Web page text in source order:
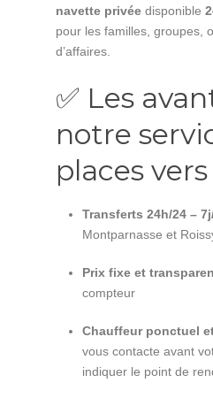
navette privée disponible
pour les familles, groupes,
d’affaires.
✅ Les
notre
places
Transferts 24h/24 –
Montparnasse et
Prix fixe et
compteur
Chauffeur ponctuel
vous contacte avant
indiquer le point de